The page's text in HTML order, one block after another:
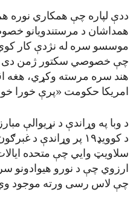
ددې لپاره چې همکاري نوره
همداشان د مرستندویانو
موسسو سره له نژدې کار
هند سره مرسته وکړي، هغه
امریکا حکومت «پرې خورا
د وبا په وړاندې د نړیوالې
د کوویډ۱۹ پر وړاندې د
سلاویټ وایي چې متحده
ارزوي چې د نورو هیوادونو
چې لاس رسی ورته موجود